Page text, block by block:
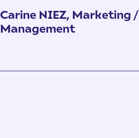
Carine NIEZ, Marketing /
Management